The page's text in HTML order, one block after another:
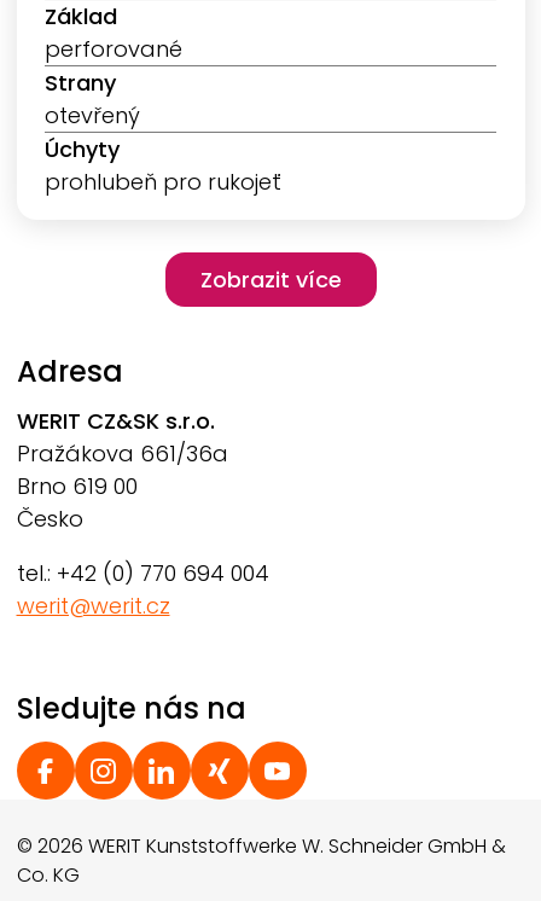
Základ
perforované
Strany
otevřený
Úchyty
prohlubeň pro rukojeť
Pagination
Zobrazit více
Zobrazit více
Adresa
WERIT CZ&SK s.r.o.
Pražákova 661/36a
Brno 619 00
Česko
tel.: +42 (0) 770 694 004
werit@werit.cz
Sledujte nás na
Social Footer
© 2026 WERIT Kunststoffwerke W. Schneider GmbH &
Co. KG